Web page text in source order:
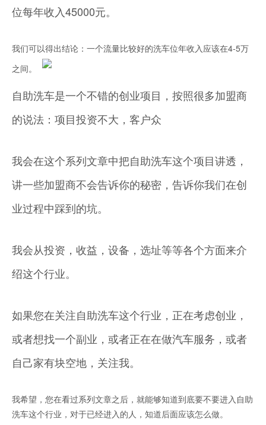
位每年收入45000元。
我们可以得出结论：一个流量比较好的洗车位年收入应该在4-5万
之间。
自助洗车是一个不错的创业项目，按照很多加盟商
的说法：项目投资不大，客户众
我会在这个系列文章中把自助洗车这个项目讲透，
讲一些加盟商不会告诉你的秘密，告诉你我们在创
业过程中踩到的坑。
我会从投资，收益，设备，选址等等各个方面来介
绍这个行业。
如果您在关注自助洗车这个行业，正在考虑创业，
或者想找一个副业，或者正在在做汽车服务，或者
自己家有块空地，关注我。
我希望，您在看过系列文章之后，就能够知道到底要不要进入自助
洗车这个行业，对于已经进入的人，知道后面应该怎么做。